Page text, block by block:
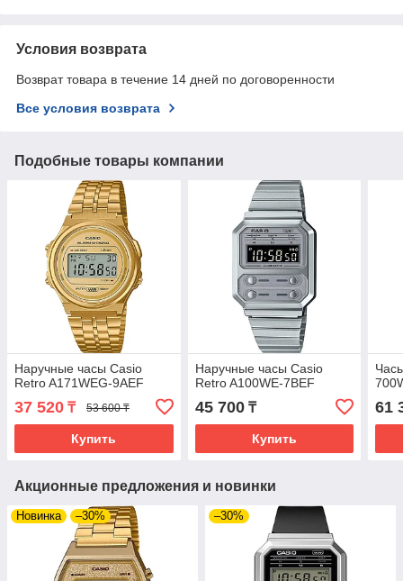
Условия возврата
Возврат товара в течение 14 дней по договоренности
Все условия возврата
Подобные товары компании
Наручные часы Casio
Retro A171WEG-9AEF
37 520 ₸ 53 600 ₸
Купить
Наручные часы Casio
Retro A100WE-7BEF
45 700₸
Купить
61
Акционные предложения и новинки
Новинка –30% –30%